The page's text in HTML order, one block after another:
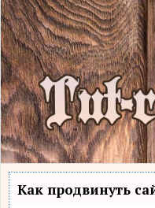
Как продвинуть